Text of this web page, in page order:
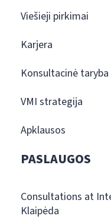
Viešieji pirkimai
Karjera
Konsultacinė taryba
VMI strategija
Apklausos
PASLAUGOS
Consultations at
Klaipėda